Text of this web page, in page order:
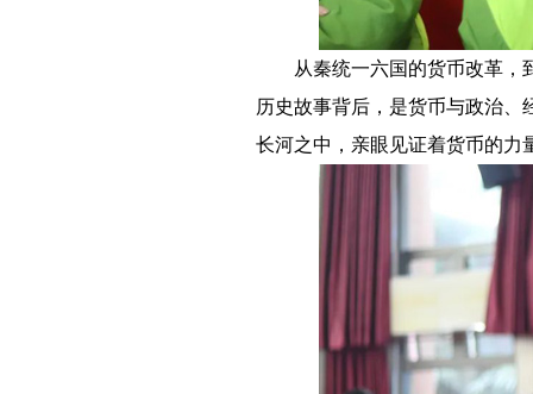
从秦统一六国的货币改革，
历史故事背后，是货币与政治
长河之中，亲眼见证着货币的力